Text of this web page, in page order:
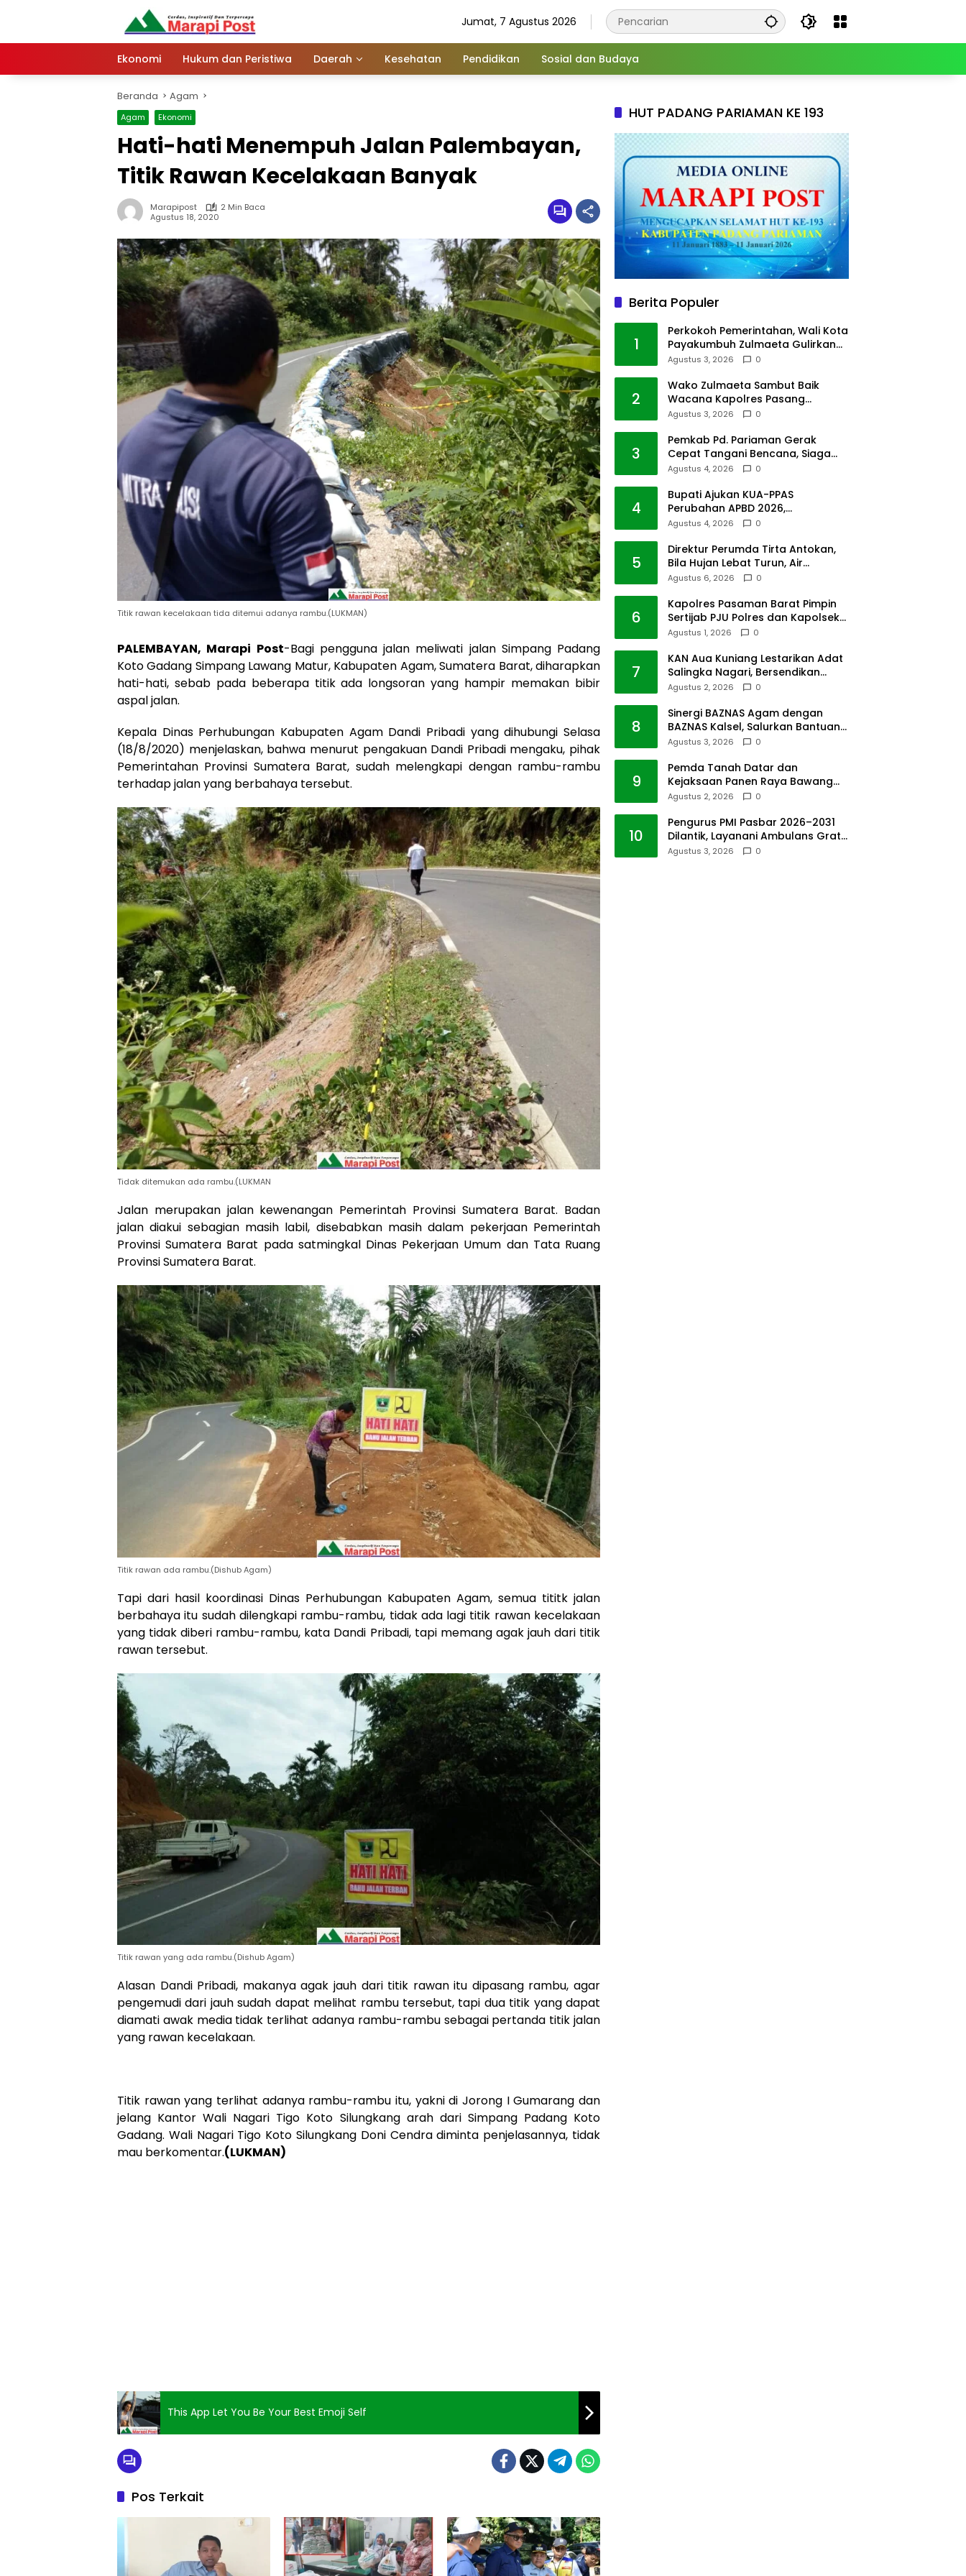
Jumat, 7 Agustus 2026
Ekonomi Hukum dan Peristiwa Daerah Kesehatan Pendidikan Sosial dan Budaya
Beranda Agam
Agam Ekonomi
Hati-hati Menempuh Jalan Palembayan,
Titik Rawan Kecelakaan Banyak
Marapipost
2 Min Baca
Agustus 18, 2020
Titik rawan kecelakaan tida ditemui adanya rambu.(LUKMAN)
PALEMBAYAN, Marapi Post-Bagi pengguna jalan meliwati jalan Simpang Padang
Koto Gadang Simpang Lawang Matur, Kabupaten Agam, Sumatera Barat, diharapkan
hati-hati, sebab pada beberapa titik ada longsoran yang hampir memakan bibir
aspal jalan.
Kepala Dinas Perhubungan Kabupaten Agam Dandi Pribadi yang dihubungi Selasa
(18/8/2020) menjelaskan, bahwa menurut pengakuan Dandi Pribadi mengaku, pihak
Pemerintahan Provinsi Sumatera Barat, sudah melengkapi dengan rambu-rambu
terhadap jalan yang berbahaya tersebut.
Tidak ditemukan ada rambu.(LUKMAN
Jalan merupakan jalan kewenangan Pemerintah Provinsi Sumatera Barat. Badan
jalan diakui sebagian masih labil, disebabkan masih dalam pekerjaan Pemerintah
Provinsi Sumatera Barat pada satmingkal Dinas Pekerjaan Umum dan Tata Ruang
Provinsi Sumatera Barat.
Titik rawan ada rambu.(Dishub Agam)
Tapi dari hasil koordinasi Dinas Perhubungan Kabupaten Agam, semua tititk jalan
berbahaya itu sudah dilengkapi rambu-rambu, tidak ada lagi titik rawan kecelakaan
yang tidak diberi rambu-rambu, kata Dandi Pribadi, tapi memang agak jauh dari titik
rawan tersebut.
Titik rawan yang ada rambu.(Dishub Agam)
Alasan Dandi Pribadi, makanya agak jauh dari titik rawan itu dipasang rambu, agar
pengemudi dari jauh sudah dapat melihat rambu tersebut, tapi dua titik yang dapat
diamati awak media tidak terlihat adanya rambu-rambu sebagai pertanda titik jalan
yang rawan kecelakaan.
Titik rawan yang terlihat adanya rambu-rambu itu, yakni di Jorong I Gumarang dan
jelang Kantor Wali Nagari Tigo Koto Silungkang arah dari Simpang Padang Koto
Gadang. Wali Nagari Tigo Koto Silungkang Doni Cendra diminta penjelasannya, tidak
mau berkomentar.(LUKMAN)
This App Let You Be Your Best Emoji Self
Pos Terkait
HUT PADANG PARIAMAN KE 193
Berita Populer
1
Perkokoh Pemerintahan, Wali Kota
Payakumbuh Zulmaeta Gulirkan
Jabatan
Agustus 3, 2026 0
2
Wako Zulmaeta Sambut Baik
Wacana Kapolres Pasang
Kamera Pantau Lalin
Agustus 3, 2026 0
3
Pemkab Pd. Pariaman Gerak
Cepat Tangani Bencana, Siaga
Cuaca Ekstrem
Agustus 4, 2026 0
4
Bupati Ajukan KUA-PPAS
Perubahan APBD 2026,
Pendapatan Pasbar Naik 15
Agustus 4, 2026 0
5
Direktur Perumda Tirta Antokan,
Bila Hujan Lebat Turun, Air
Dimatikan, Tak Bisa Diolah
Agustus 6, 2026 0
6
Kapolres Pasaman Barat Pimpin
Sertijab PJU Polres dan Kapolsek
Sungai Beremas
Agustus 1, 2026 0
7
KAN Aua Kuniang Lestarikan Adat
Salingka Nagari, Bersendikan
Kitabullah
Agustus 2, 2026 0
8
Sinergi BAZNAS Agam dengan
BAZNAS Kalsel, Salurkan Bantuan
Bencana Alam
Agustus 3, 2026 0
9
Pemda Tanah Datar dan
Kejaksaan Panen Raya Bawang
Merah di Sawah Tangah
Agustus 2, 2026 0
10
Pengurus PMI Pasbar 2026–2031
Dilantik, Layanani Ambulans Gratis
ke Padang
Agustus 3, 2026 0